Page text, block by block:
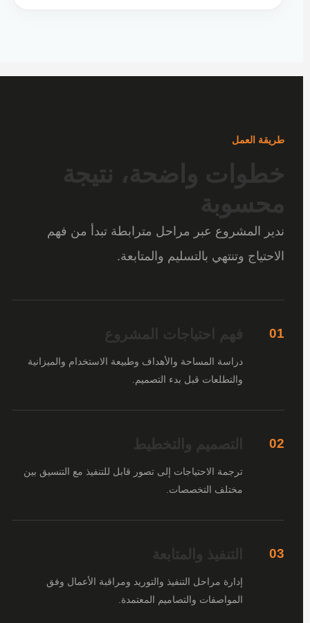
طريقة العمل
خطوات واضحة، نتيجة
محسوبة
ندير المشروع عبر مراحل مترابطة تبدأ من فهم
الاحتياج وتنتهي بالتسليم والمتابعة.
01 فهم احتياجات المشروع
دراسة المساحة والأهداف وطبيعة الاستخدام والميزانية
والتطلعات قبل بدء التصميم.
02 التصميم والتخطيط
ترجمة الاحتياجات إلى تصور قابل للتنفيذ مع التنسيق بين
مختلف التخصصات.
03 التنفيذ والمتابعة
إدارة مراحل التنفيذ والتوريد ومراقبة الأعمال وفق
المواصفات والتصاميم المعتمدة.